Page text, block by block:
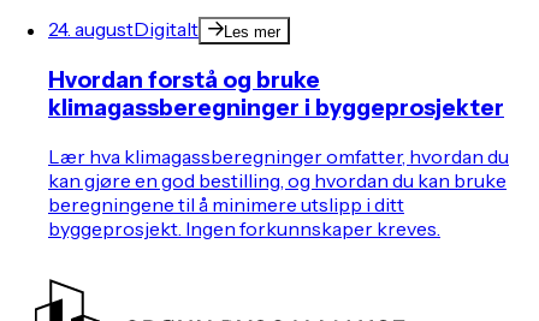
24. augustDigitalt Les mer
Hvordan forstå og bruke
klimagassberegninger i byggeprosjekter
Lær hva klimagassberegninger omfatter, hvordan du
kan gjøre en god bestilling, og hvordan du kan bruke
beregningene til å minimere utslipp i ditt
byggeprosjekt. Ingen forkunnskaper kreves.